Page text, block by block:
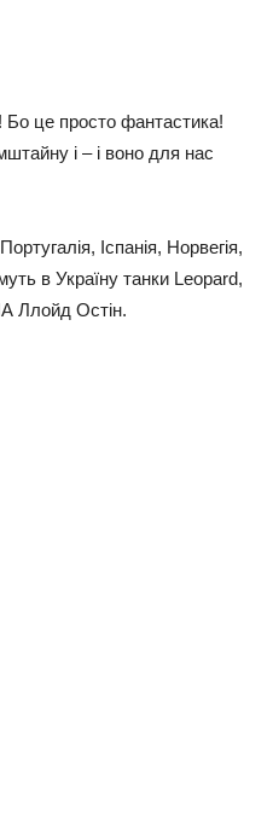
Бо це просто фантастика!
і – і воно для нас
Іспанія, Норвегія,
в Україну танки Leopard,
Ллойд Остін.